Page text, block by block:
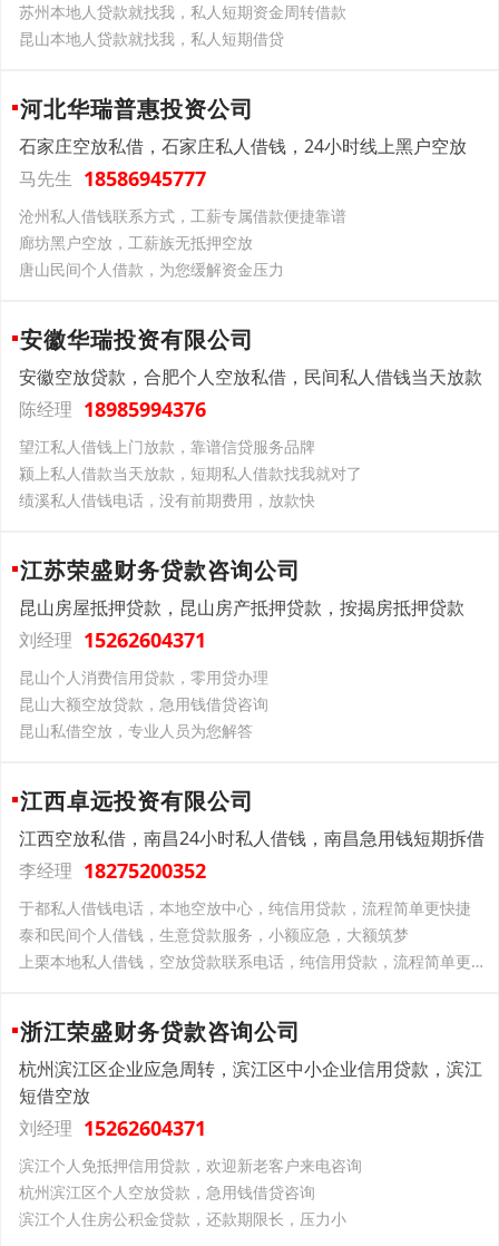
苏州本地人贷款就找我，私人短期资金周转借款
昆山本地人贷款就找我，私人短期借贷
河北华瑞普惠投资公司
石家庄空放私借，石家庄私人借钱，24小时线上黑户空放
马先生 18586945777
沧州私人借钱联系方式，工薪专属借款便捷靠谱
廊坊黑户空放，工薪族无抵押空放
唐山民间个人借款，为您缓解资金压力
安徽华瑞投资有限公司
安徽空放贷款，合肥个人空放私借，民间私人借钱当天放款
陈经理 18985994376
望江私人借钱上门放款，靠谱信贷服务品牌
颍上私人借款当天放款，短期私人借款找我就对了
绩溪私人借钱电话，没有前期费用，放款快
江苏荣盛财务贷款咨询公司
昆山房屋抵押贷款，昆山房产抵押贷款，按揭房抵押贷款
刘经理 15262604371
昆山个人消费信用贷款，零用贷办理
昆山大额空放贷款，急用钱借贷咨询
昆山私借空放，专业人员为您解答
江西卓远投资有限公司
江西空放私借，南昌24小时私人借钱，南昌急用钱短期拆借
李经理 18275200352
于都私人借钱电话，本地空放中心，纯信用贷款，流程简单更快捷
泰和民间个人借钱，生意贷款服务，小额应急，大额筑梦
上栗本地私人借钱，空放贷款联系电话，纯信用贷款，流程简单更快捷
浙江荣盛财务贷款咨询公司
杭州滨江区企业应急周转，滨江区中小企业信用贷款，滨江
短借空放
刘经理 15262604371
滨江个人免抵押信用贷款，欢迎新老客户来电咨询
杭州滨江区个人空放贷款，急用钱借贷咨询
滨江个人住房公积金贷款，还款期限长，压力小